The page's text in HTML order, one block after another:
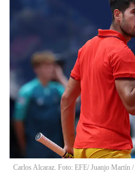
Carlos Alcaraz. Foto: EFE/ Juanjo Martín /